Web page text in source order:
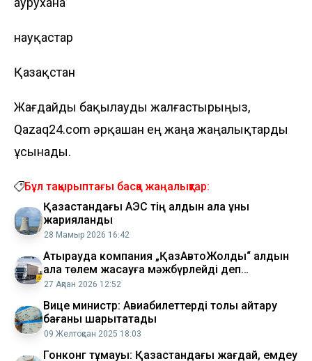
науқастар
Қазақстан
Жағдайды бақылауды жалғастырыңыз,
Qazaq24.com әрқашан ең жаңа жаңалықтарды
ұсынады.
Бұл тақырыптағы басқа жаңалықтар:
​Қазақстандағы АЭС тің алдын ала құны
жарияланды
28 Мамыр 2026 16:42
Атырауда компания „ҚазАвтоЖолды“ алдын
ала төлем жасауға мәжбүрлейді деп
айыптады
27 Ақпан 2026 12:52
Вице министр: Авиабилеттерді толық қайтару
бағаны шарықтатады
09 Желтоқсан 2025 18:03
Гонконг тұмауы: Қазақстандағы жағдай, емдеу